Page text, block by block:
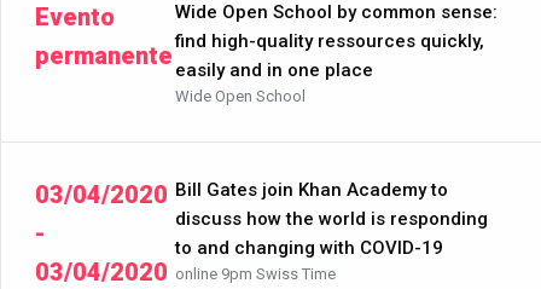
Evento
permanente
Wide Open School by common sense:
find high-quality ressources quickly,
easily and in one place
Wide Open School
03/04/2020
-
03/04/2020
Bill Gates join Khan Academy to
discuss how the world is responding
to and changing with COVID-19
online 9pm Swiss Time